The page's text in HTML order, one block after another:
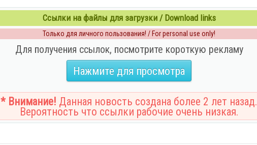
Ссылки на файлы для загрузки / Download links
Только для личного пользования! / For personal use only!
Для получения ссылок, посмотрите короткую рекламу
Нажмите для просмотра
* Внимание! Данная новость создана более 2 лет назад.
Вероятность что ссылки рабочие очень низкая.